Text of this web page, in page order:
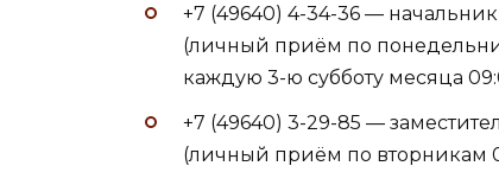
+7 (49640) 4-34-36 —
(личный приём по
каждую 3-ю субботу месяца
+7 (49640) 3-29-85 —
(личный приём по вторникам